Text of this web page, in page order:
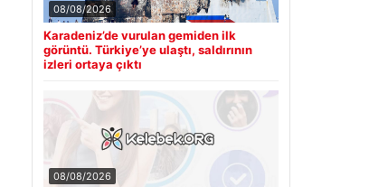
08/08/2026
Karadeniz’de vurulan gemiden ilk
görüntü. Türkiye’ye ulaştı, saldırının
izleri ortaya çıktı
08/08/2026